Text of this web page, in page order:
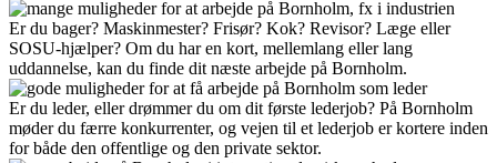
Er du bager? Maskinmester? Frisør? Kok? Revisor? Læge eller
SOSU-hjælper? Om du har en kort, mellemlang eller lang
uddannelse, kan du finde dit næste arbejde på Bornholm.
Er du leder, eller drømmer du om dit første lederjob? På Bornholm
møder du færre konkurrenter, og vejen til et lederjob er kortere inden
for både den offentlige og den private sektor.